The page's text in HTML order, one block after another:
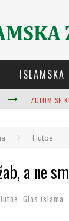
ISLAMSKA
ZULUM SE
Hutbe
a ne
, Glas islama